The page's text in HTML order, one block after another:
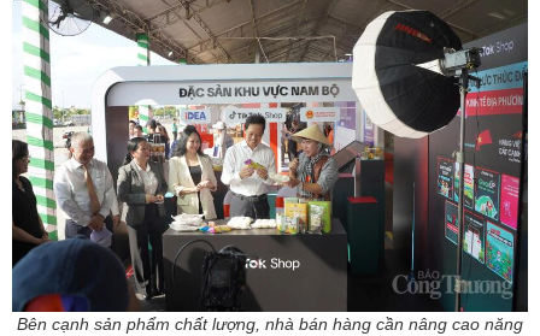
Bên cạnh sản phẩm chất lượng, nhà bán hàng cần nâng cao năng